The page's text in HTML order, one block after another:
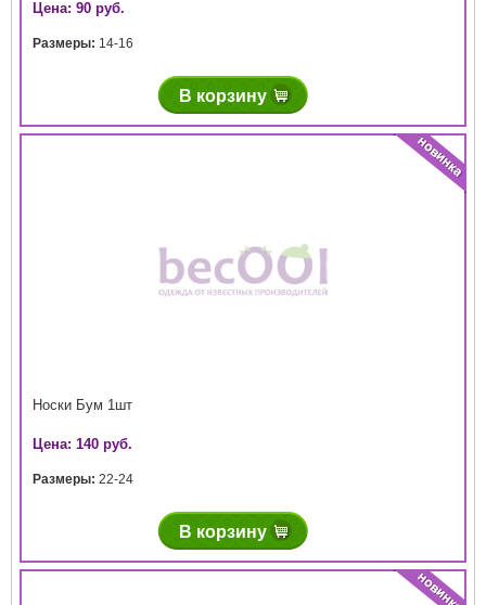
Цена: 90 руб.
Размеры: 14-16
В корзину
Носки Бум 1шт
Цена: 140 руб.
Размеры: 22-24
В корзину